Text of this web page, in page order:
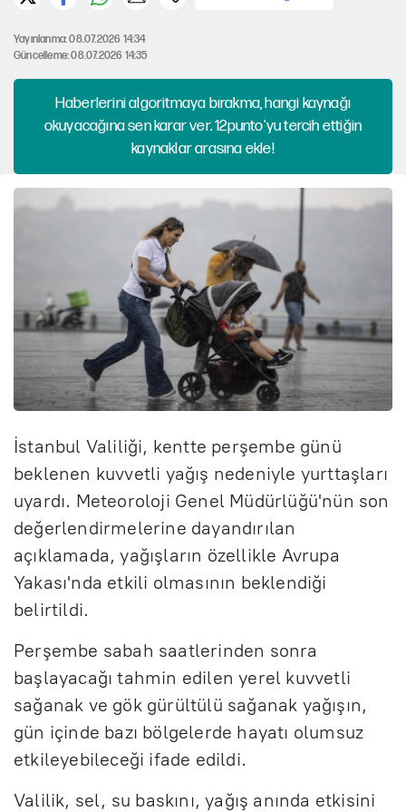
Yayınlanma: 08.07.2026 14:34
Güncelleme: 08.07.2026 14:35
Haberlerini algoritmaya bırakma, hangi kaynağı
okuyacağına sen karar ver. 12punto'yu tercih ettiğin
kaynaklar arasına ekle!
İstanbul Valiliği, kentte perşembe günü
beklenen kuvvetli yağış nedeniyle yurttaşları
uyardı. Meteoroloji Genel Müdürlüğü'nün son
değerlendirmelerine dayandırılan
açıklamada, yağışların özellikle Avrupa
Yakası'nda etkili olmasının beklendiği
belirtildi.
Perşembe sabah saatlerinden sonra
başlayacağı tahmin edilen yerel kuvvetli
sağanak ve gök gürültülü sağanak yağışın,
gün içinde bazı bölgelerde hayatı olumsuz
etkileyebileceği ifade edildi.
Valilik, sel, su baskını, yağış anında etkisini